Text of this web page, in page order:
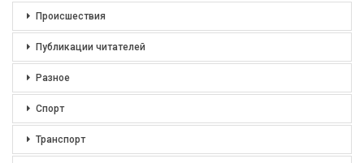
Происшествия
Публикации читателей
Разное
Спорт
Транспорт